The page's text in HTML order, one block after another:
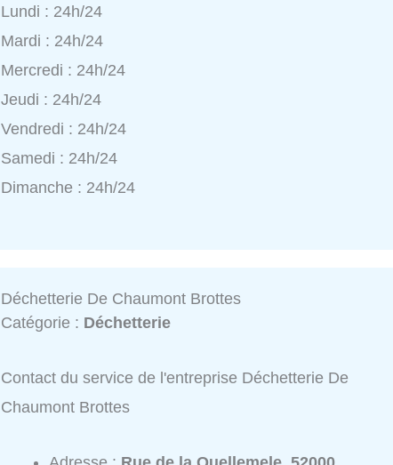
Lundi : 24h/24
Mardi : 24h/24
Mercredi : 24h/24
Jeudi : 24h/24
Vendredi : 24h/24
Samedi : 24h/24
Dimanche : 24h/24
Déchetterie De Chaumont Brottes
Catégorie : Déchetterie
Contact du service de l'entreprise Déchetterie De
Chaumont Brottes